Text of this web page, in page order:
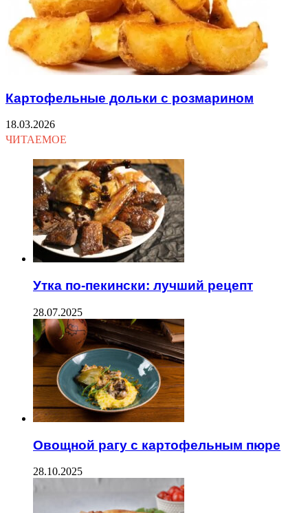
Картофельные дольки с розмарином
18.03.2026
ЧИТАЕМОЕ
Утка по-пекински: лучший рецепт
28.07.2025
Овощной рагу с картофельным пюре
28.10.2025